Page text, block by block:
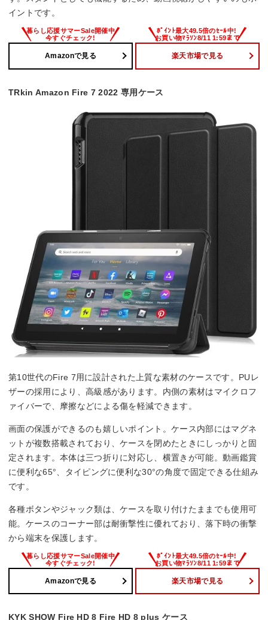
イントです。
Amazonで見る 楽天市場で見る
TRkin Amazon Fire 7 2022 専用ケース
第10世代のFire 7用に設計された上質な素材のケースです。PUレ
ザーの採用により、高級感があります。内側の素材はマイクロフ
ァイバーで、摩擦などによる傷を軽減できます。
画面の保護ができるのも嬉しいポイント。ケース内部にはマグネ
ットが複数搭載されており、ケースを閉めたときにしっかりと固
定されます。本体は三つ折りに対応し、横置きが可能。動画鑑賞
に便利な65°、タイピングに便利な30°の角度で固定できる仕組み
です。
各種ボタンやジャック類は、ケースを取り付けたままでも使用可
能。ケースのコーナー部は耐衝撃性に優れており、落下時の衝撃
から端末を保護します。
Amazonで見る 楽天市場で見る
KYK SHOW Fire HD 8 Fire HD 8 plus ケース